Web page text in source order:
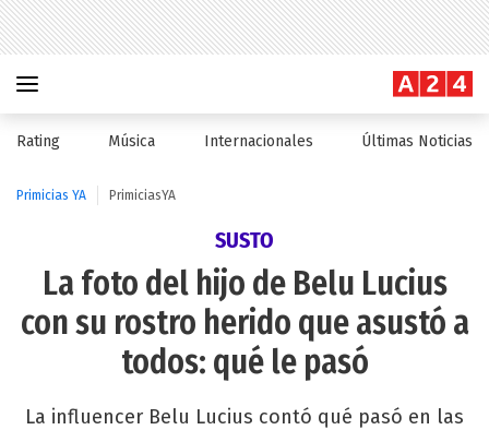
Rating Música Internacionales Últimas Noticias
Primicias YA PrimiciasYA
SUSTO
La foto del hijo de Belu Lucius
con su rostro herido que asustó a
todos: qué le pasó
La influencer Belu Lucius contó qué pasó en las